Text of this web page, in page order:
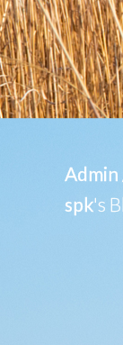
Admin
spk's